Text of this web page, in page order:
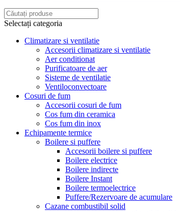
Selectați categoria
Climatizare si ventilatie
Accesorii climatizare si ventilatie
Aer conditionat
Purificatoare de aer
Sisteme de ventilatie
Ventiloconvectoare
Cosuri de fum
Accesorii cosuri de fum
Cos fum din ceramica
Cos fum din inox
Echipamente termice
Boilere si puffere
Accesorii boilere si puffere
Boilere electrice
Boilere indirecte
Boilere Instant
Boilere termoelectrice
Puffere/Rezervoare de acumulare
Cazane combustibil solid